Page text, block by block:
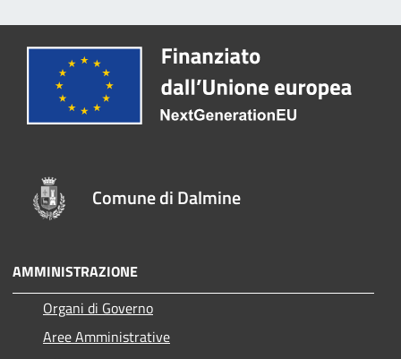
Comune di Dalmine
AMMINISTRAZIONE
Organi di Governo
Aree Amministrative